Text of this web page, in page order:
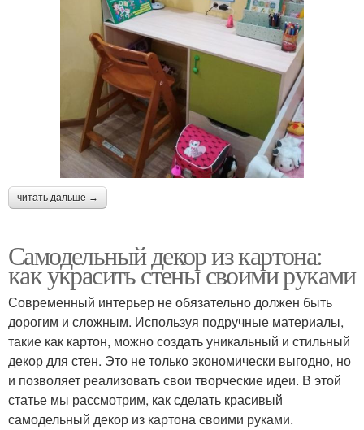
читать дальше →
Самодельный декор из картона:
как украсить стены своими руками
Современный интерьер не обязательно должен быть
дорогим и сложным. Используя подручные материалы,
такие как картон, можно создать уникальный и стильный
декор для стен. Это не только экономически выгодно, но
и позволяет реализовать свои творческие идеи. В этой
статье мы рассмотрим, как сделать красивый
самодельный декор из картона своими руками.